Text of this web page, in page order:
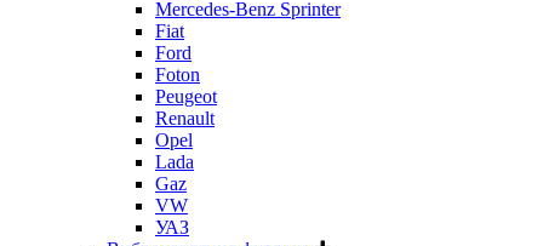
Mercedes-Benz Sprinter
Fiat
Ford
Foton
Peugeot
Renault
Opel
Lada
Gaz
VW
УАЗ